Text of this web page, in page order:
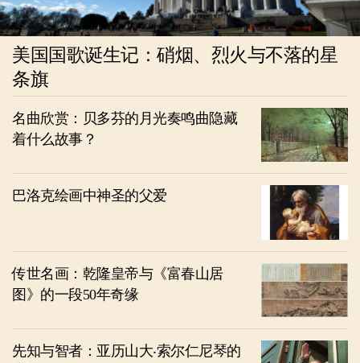
美国国歌诞生记：硝烟、烈火与不落的星
条旗
名曲欣赏：贝多芬的月光奏鸣曲隐藏
着什么故事？
巴洛克绘画中神圣的父爱
传世名画：乾隆皇帝与《富春山居
图》的一段50年奇缘
先知与智者：亚历山大‧索尔仁尼琴的